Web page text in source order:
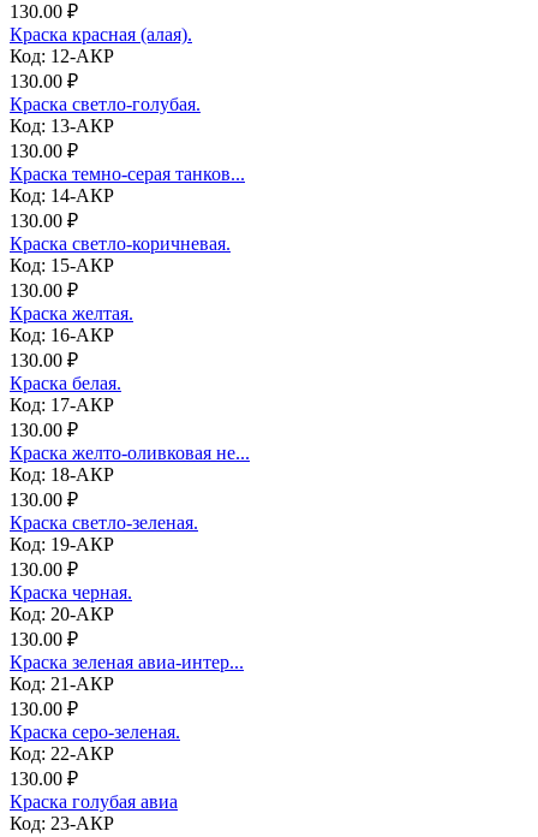
130.00 ₽
Краска красная (алая).
Код: 12-АКР
130.00 ₽
Краска светло-голубая.
Код: 13-АКР
130.00 ₽
Краска темно-серая танков...
Код: 14-АКР
130.00 ₽
Краска светло-коричневая.
Код: 15-АКР
130.00 ₽
Краска желтая.
Код: 16-АКР
130.00 ₽
Краска белая.
Код: 17-АКР
130.00 ₽
Краска желто-оливковая не...
Код: 18-АКР
130.00 ₽
Краска светло-зеленая.
Код: 19-АКР
130.00 ₽
Краска черная.
Код: 20-АКР
130.00 ₽
Краска зеленая авиа-интер...
Код: 21-АКР
130.00 ₽
Краска серо-зеленая.
Код: 22-АКР
130.00 ₽
Краска голубая авиа
Код: 23-АКР